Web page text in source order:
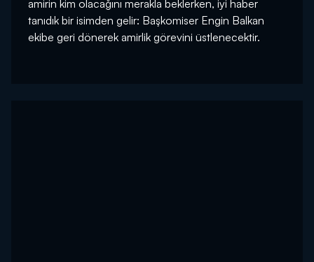
amirin kim olacağını merakla beklerken, iyi haber
tanıdık bir isimden gelir: Başkomiser Engin Balkan
ekibe geri dönerek amirlik görevini üstlenecektir.